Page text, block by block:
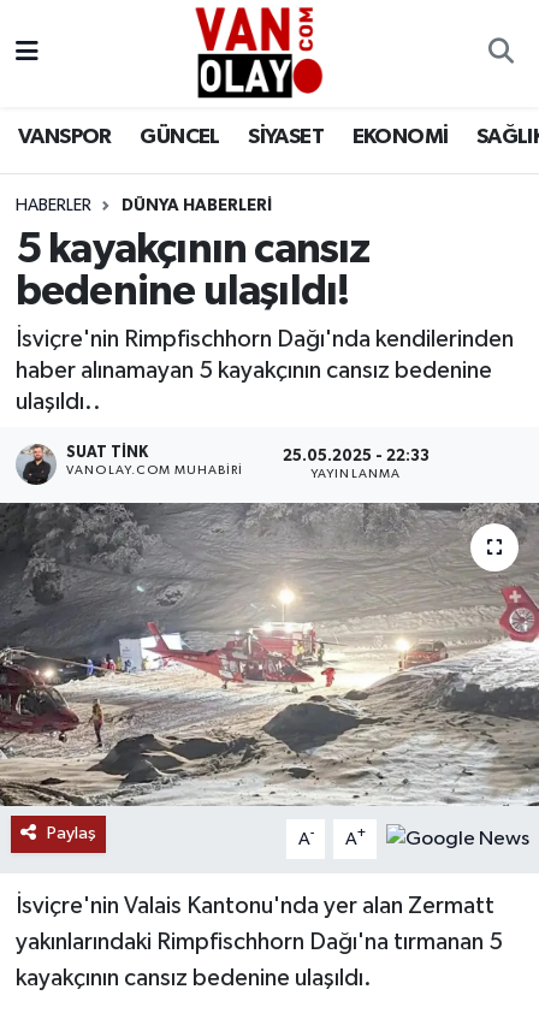
VANSPOR GÜNCEL SİYASET EKONOMİ
HABERLER DÜNYA HABERLERİ
5 kayakçının cansız
bedenine ulaşıldı!
İsviçre'nin Rimpfischhorn Dağı'nda kendilerinden
haber alınamayan 5 kayakçının cansız bedenine
ulaşıldı..
SUAT TINK
VANOLAY.COM MUHABIRI
25.05.2025 - 22:33
YAYINLANMA
Paylaş A- A+
İsviçre'nin Valais Kantonu'nda yer alan Zermatt
yakınlarındaki Rimpfischhorn Dağı'na tırmanan 5
kayakçının cansız bedenine ulaşıldı.
Siyaset
Ekonomi
Sağlık
Eğitim
Bilim & Teknoloji
Dünya
RESMİ İLANLAR
Van Nöbetçi Eczaneler
Van Namaz Vakitleri
Van Trafik Yoğunluk Haritası
Süper Lig Puan Durumu ve Fikstür
Tüm Manşetler
Son Dakika Haberleri
Haber Arşivi